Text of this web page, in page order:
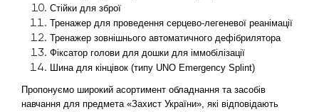
Стійки для зброї
Тренажер для проведення серцево-легеневої реанімації
Тренажер зовнішнього автоматичного дефібрилятора
Фіксатор голови для дошки для іммобілізації
Шина для кінцівок (типу UNO Emergency Splint)
Пропонуємо широкий асортимент обладнання та засобів
навчання для предмета «Захист України», які відповідають